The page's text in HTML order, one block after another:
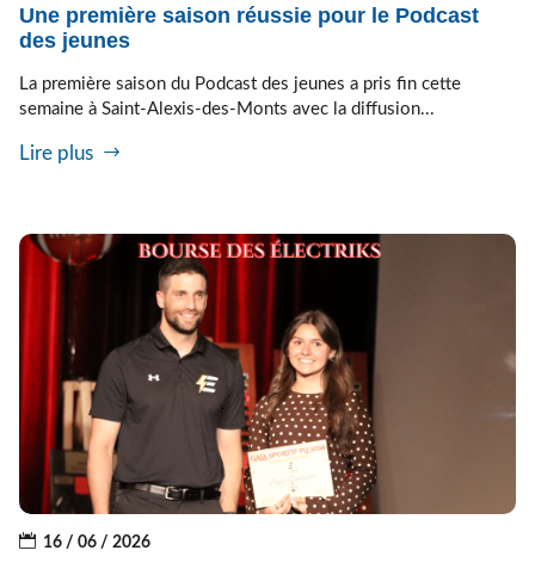
Une première saison réussie pour le Podcast
des jeunes
La première saison du Podcast des jeunes a pris fin cette
semaine à Saint-Alexis-des-Monts avec la diffusion...
Lire plus
16 / 06 / 2026